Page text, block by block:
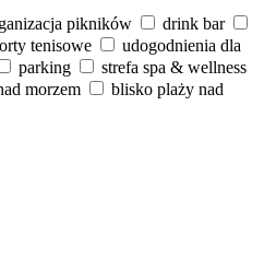
pikników
drink bar
tenisowe
udogodnienia dla
parking
strefa spa & wellness
morzem
blisko plaży nad